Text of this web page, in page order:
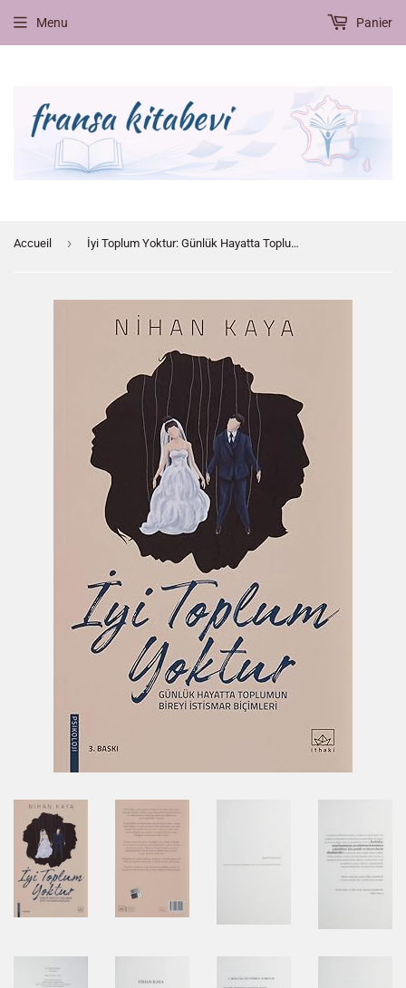
Menu Panier
Accueil › İyi Toplum Yoktur: Günlük Hayatta Toplumun Bireyi İstismar Biçimleri